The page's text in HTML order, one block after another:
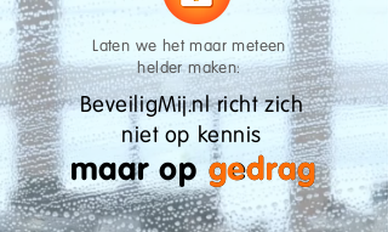
Laten we het maar meteen
helder maken:
BeveiligMij.nl richt zich
niet op kennis
maar op gedrag
gedrag